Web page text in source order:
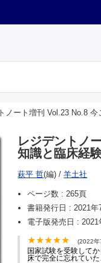
ノート増刊 Vol.23 No.8
レジデントノ
知識と臨床経
萩平 哲(編) /羊土社
ページ数 :265頁
書籍発行日 :2021年
電子版発売日 :2021
(2022年
国家試験を受験して
床で完全に忘れてい